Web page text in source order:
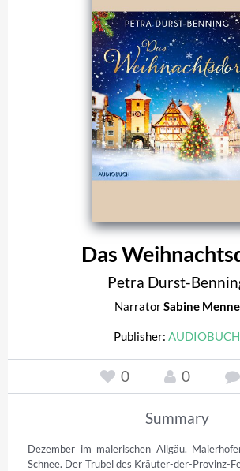
Das
Petra Durst-
NarratorSabine Menne
Publisher: AUDIOBUCH
0 0
Summary
Dezember im malerischen Allgäu.
Schnee. Der Trubel des Kräuter-der-Provinz-